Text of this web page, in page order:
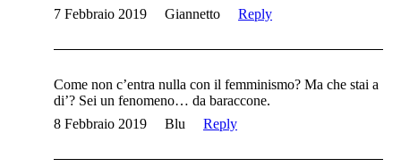
7 Febbraio 2019
Giannetto Reply
Come non c’entra nulla con il femminismo? Ma che stai a
di’? Sei un fenomeno… da baraccone.
8 Febbraio 2019
Blu Reply